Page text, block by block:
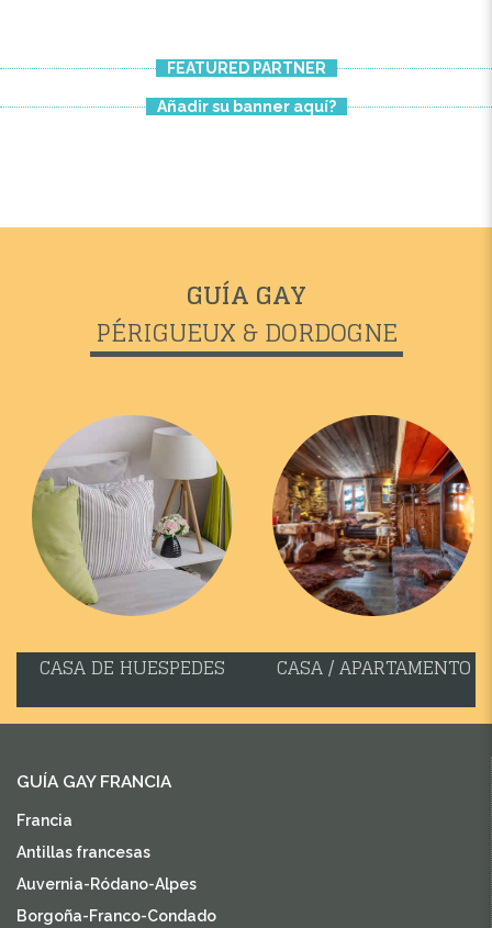
FEATURED PARTNER
Añadir su banner aquí?
GUÍA GAY
PÉRIGUEUX & DORDOGNE
CASA DE HUESPEDES CASA / APARTAMENTO
GUÍA GAY FRANCIA
Francia
Antillas francesas
Auvernia-Ródano-Alpes
Borgoña-Franco-Condado